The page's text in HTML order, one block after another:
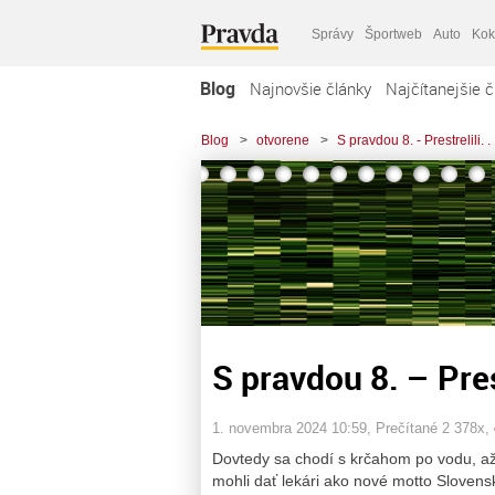
Správy Športweb Auto
Blog Najnovšie články Najčítanejšie
Blog > otvorene > S pravdou 8. - Prestrelili. .
S pravdou 8. –
1. novembra 2024 10:59 , Prečítané 2 378x,
Dovtedy sa chodí s krčahom po vodu,
mohli dať lekári ako nové motto